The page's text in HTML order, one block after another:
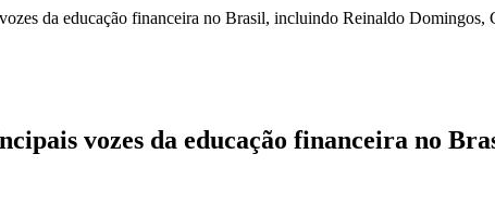
da educação financeira no Brasil, incluindo Reinaldo Domingos,
vozes da educação financeira no